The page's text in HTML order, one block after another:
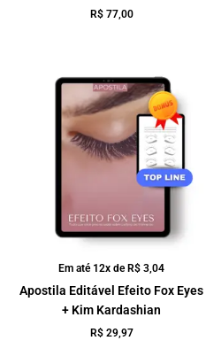
R$77,00
Em até 12x de R$ 3,04
Apostila Editável Efeito Fox Eyes
+ Kim Kardashian
R$29,97